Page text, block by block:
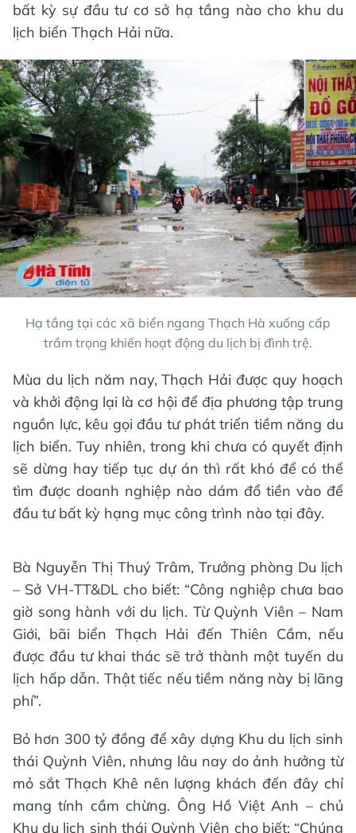
bất kỳ sự đầu tư cơ sở hạ tầng nào cho khu du
lịch biển Thạch Hải nữa.
Hạ tầng tại các xã biển ngang Thạch Hà xuống cấp
trầm trọng khiến hoạt động du lịch bị đình trệ.
Mùa du lịch năm nay, Thạch Hải được quy hoạch
và khởi động lại là cơ hội để địa phương tập trung
nguồn lực, kêu gọi đầu tư phát triển tiềm năng du
lịch biển. Tuy nhiên, trong khi chưa có quyết định
sẽ dừng hay tiếp tục dự án thì rất khó để có thể
tìm được doanh nghiệp nào dám đổ tiền vào để
đầu tư bất kỳ hạng mục công trình nào tại đây.
Bà Nguyễn Thị Thuý Trâm, Trưởng phòng Du lịch
– Sở VH-TT&DL cho biết: “Công nghiệp chưa bao
giờ song hành với du lịch. Từ Quỳnh Viên – Nam
Giới, bãi biển Thạch Hải đến Thiên Cầm, nếu
được đầu tư khai thác sẽ trở thành một tuyến du
lịch hấp dẫn. Thật tiếc nếu tiềm năng này bị lãng
phí”.
Bỏ hơn 300 tỷ đồng để xây dựng Khu du lịch sinh
thái Quỳnh Viên, nhưng lâu nay do ảnh hưởng từ
mỏ sắt Thạch Khê nên lượng khách đến đây chỉ
mang tính cầm chừng. Ông Hồ Việt Anh – chủ
Khu du lịch sinh thái Quỳnh Viên cho biết: “Chúng